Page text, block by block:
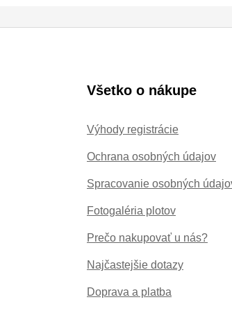
Všetko o nákupe
Výhody registrácie
Ochrana osobných údajov
Spracovanie osobných
Fotogaléria plotov
Prečo nakupovať u nás?
Najčastejšie dotazy
Doprava a platba